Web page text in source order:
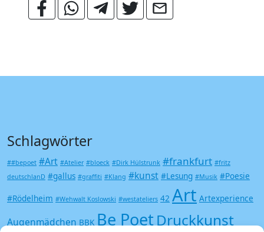
Schlagwörter
##bepoet #Art #Atelier #bloeck #Dirk Hülstrunk #frankfurt #fritz
deutschlanD #gallus #graffiti #Klang #kunst #Lesung #Musik #Poesie
#Rödelheim #Wehwalt Koslowski #westateliers 42 Art Artexperience
Augenmädchen BBK Be PoetDruckkunst